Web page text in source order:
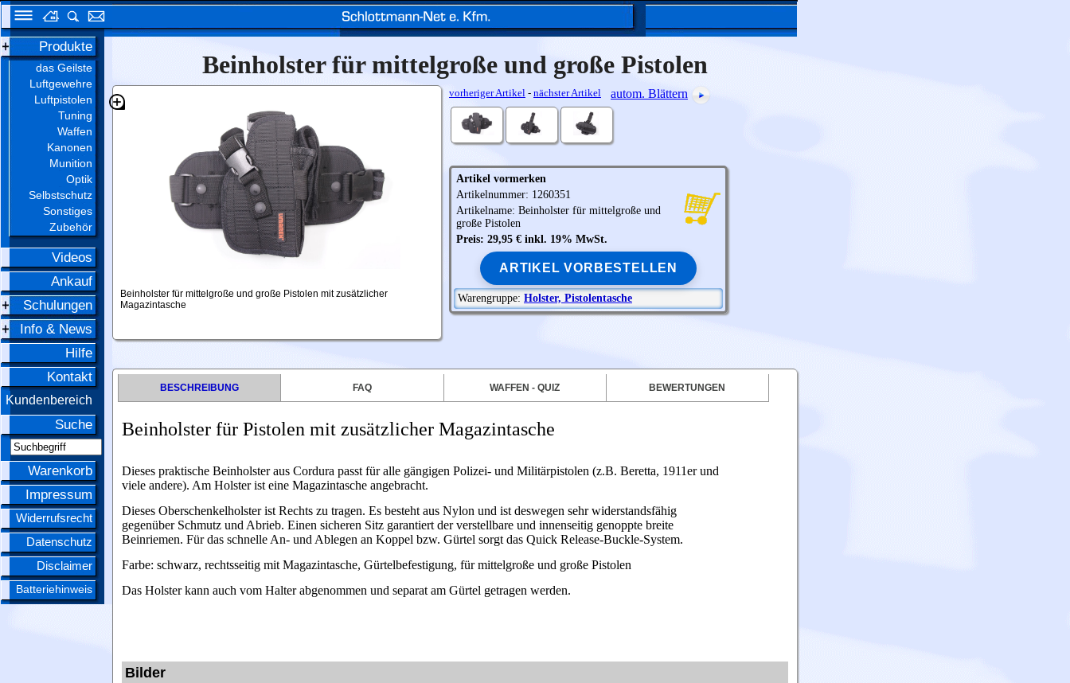
Produkte
das Geilste
Luftgewehre
Luftpistolen
Tuning
Waffen
Kanonen
Munition
Optik
Selbstschutz
Sonstiges
Zubehör
Videos
Ankauf
Schulungen
Info & News
Hilfe
Kontakt
Kundenbereich
Suche
Warenkorb
Impressum
Widerrufsrecht
Datenschutz
Disclaimer
Batteriehinweis
Beinholster für mittelgroße und große Pistolen
Beinholster für mittelgroße und große Pistolen mit zusätzlicher
Magazintasche
vorheriger Artikel - nächster Artikel autom. Blättern
Artikel vormerken
Artikelnummer: 1260351
Artikelname: Beinholster für mittelgroße und
große Pistolen
Preis: 29,95 € inkl. 19% MwSt.
ARTIKEL VORBESTELLEN
Warengruppe: Holster, Pistolentasche
BESCHREIBUNG FAQ WAFFEN - QUIZ BEWERTUNGEN
Beinholster für Pistolen mit zusätzlicher Magazintasche
Dieses praktische Beinholster aus Cordura passt für alle gängigen Polizei- und Militärpistolen (z.B. Beretta, 1911er und
viele andere). Am Holster ist eine Magazintasche angebracht.
Dieses Oberschenkelholster ist Rechts zu tragen. Es besteht aus Nylon und ist deswegen sehr widerstandsfähig
gegenüber Schmutz und Abrieb. Einen sicheren Sitz garantiert der verstellbare und innenseitig genoppte breite
Beinriemen. Für das schnelle An- und Ablegen an Koppel bzw. Gürtel sorgt das Quick Release-Buckle-System.
Farbe: schwarz, rechtsseitig mit Magazintasche, Gürtelbefestigung, für mittelgroße und große Pistolen
Das Holster kann auch vom Halter abgenommen und separat am Gürtel getragen werden.
Bilder